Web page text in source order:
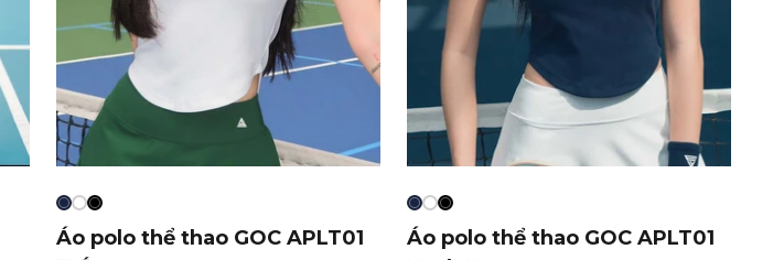
Áo polo thể thao GOC APLT01
Áo polo thể thao GOC APLT01